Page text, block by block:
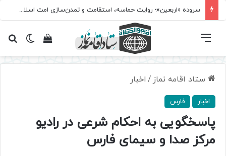
سروده‌ «اربعین»؛ روایت حماسه، استقامت و تمدن‌سازی امت اسلامی
تغییرمشاهده فهرست
ستاد اقامه نماز / اخبار
اخبار فارس
پاسخگویی به احکام شرعی در رادیو
مرکز صدا و سیمای فارس